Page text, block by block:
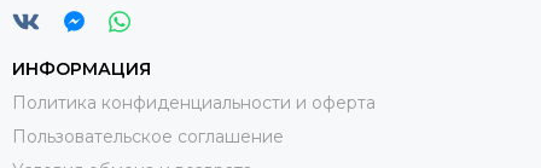
ИНФОРМАЦИЯ
Политика конфиденциальности и оферта
Пользовательское соглашение